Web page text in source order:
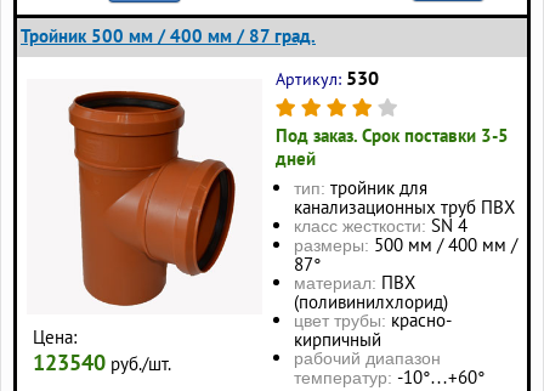
Тройник 500 мм / 400 мм / 87 град.
Цена:
123540 руб./шт.
Артикул: 530
Под заказ. Срок поставки 3-5
дней
тип: тройник для
канализационных труб ПВХ
класс жесткости: SN 4
размеры: 500 мм / 400 мм /
87°
материал: ПВХ
(поливинилхлорид)
цвет трубы: красно-
кирпичный
рабочий диапазон
температур: -10°…+60°